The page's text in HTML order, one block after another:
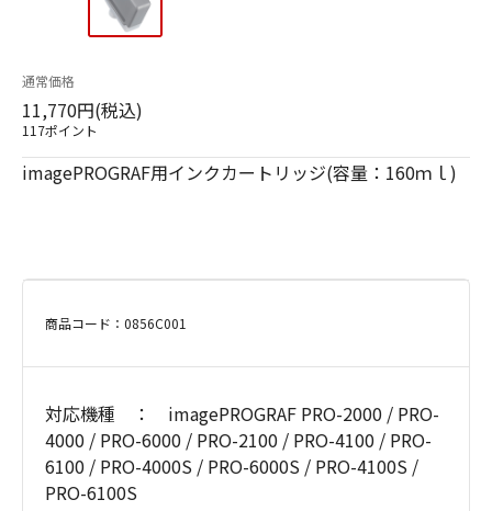
通常価格
11,770円(税込)
117ポイント
imagePROGRAF用インクカートリッジ(容量：160ｍｌ)
商品コード：0856C001
対応機種 ： imagePROGRAF PRO-2000 / PRO-
4000 / PRO-6000 / PRO-2100 / PRO-4100 / PRO-
6100 / PRO-4000S / PRO-6000S / PRO-4100S /
PRO-6100S